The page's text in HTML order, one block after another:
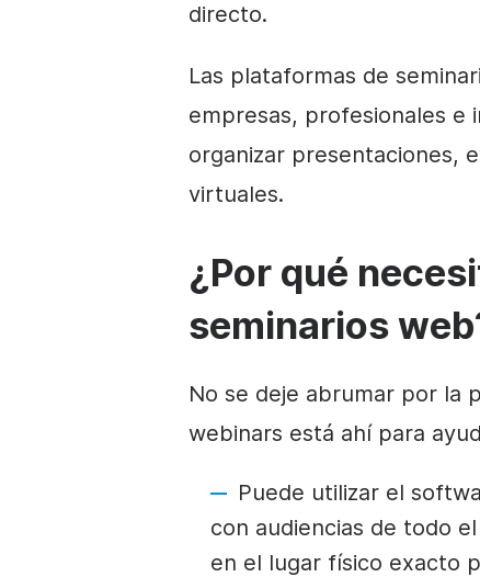
directo.
Las plataformas de
empresas, profesionales e
organizar presentaciones,
virtuales.
¿Por qué
seminarios
No se deje abrumar por la
webinars está ahí para
Puede utilizar el
con audiencias de todo
en el lugar físico exacto